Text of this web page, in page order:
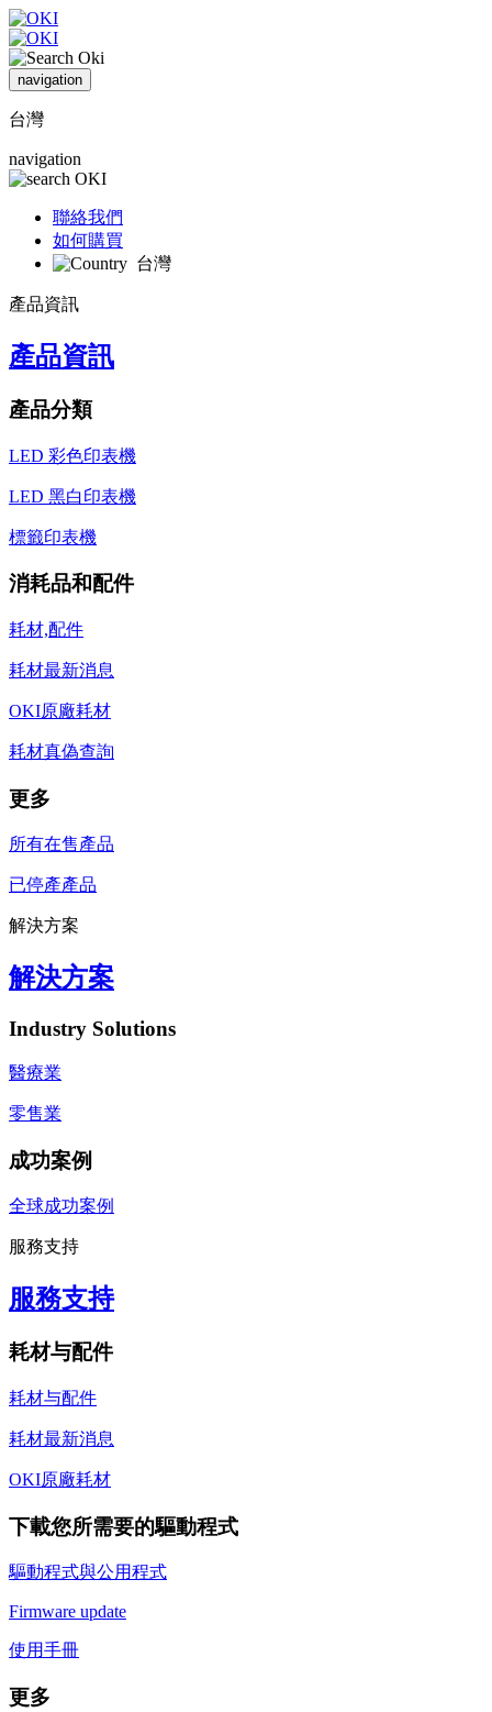
navigation
台灣
navigation
聯絡我們
如何購買
台灣
產品資訊
產品資訊
產品分類
LED 彩色印表機
LED 黑白印表機
標籤印表機
消耗品和配件
耗材,配件
耗材最新消息
OKI原廠耗材
耗材真偽查詢
更多
所有在售產品
已停產產品
解決方案
解決方案
Industry Solutions
醫療業
零售業
成功案例
全球成功案例
服務支持
服務支持
耗材与配件
耗材与配件
耗材最新消息
OKI原廠耗材
下載您所需要的驅動程式
驅動程式與公用程式
Firmware update
使用手冊
更多